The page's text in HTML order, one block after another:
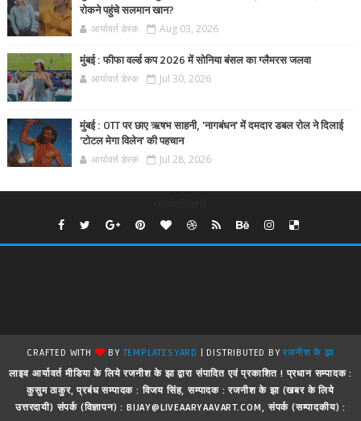
रोकने पहुंचे सलमान खान?
आर्यावर्त डेस्क Aug 03, 2026
मुंबई : फीफा वर्ल्ड कप 2026 में सोनिया बंसल का ग्लैमरस जलवा
आर्यावर्त डेस्क Jul 30, 2026
मुंबई : OTT पर छाए ऋषभ साहनी, 'नागबंधन' में दमदार डबल रोल ने दिलाई
'टोटल मेगा विलेन' की पहचान
आर्यावर्त डेस्क Jul 28, 2026
CRAFTED WITH BYTEMPLATESYARD | DISTRIBUTED BYरजनीश के झा
लाइव आर्यावर्त मीडिया के लिये रजनीश के झा द्वारा संपादित एवं प्रकाशित ! प्रधान सम्पादक :
कुसुम ठाकुर, प्रबंध सम्पादक : विजय सिंह, सम्पादक : रजनीश के झा (खबर के लिये
उत्तरदायी) संपर्क (विज्ञापन) : BIJAY@LIVEAARYAAVART.COM, संपर्क (सम्पादकीय) :